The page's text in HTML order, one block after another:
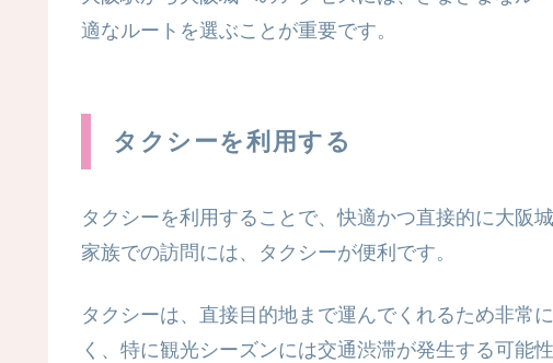
適なルートを選ぶことが重要です。
タクシーを利用する
タクシーを利用することで、快適かつ直接的に大阪
家族での訪問には、タクシーが便利です。
タクシーは、直接目的地まで運んでくれるため非常
く、特に観光シーズンには交通渋滞が発生する可能